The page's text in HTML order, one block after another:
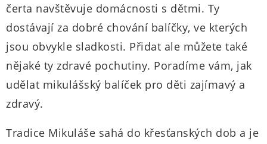
čerta navštěvuje domácnosti s dětmi. Ty
dostávají za dobré chování balíčky, ve kterých
jsou obvykle sladkosti. Přidat ale můžete také
nějaké ty zdravé pochutiny. Poradíme vám, jak
udělat mikulášský balíček pro děti zajímavý a
zdravý.
Tradice Mikuláše sahá do křesťanských dob a je